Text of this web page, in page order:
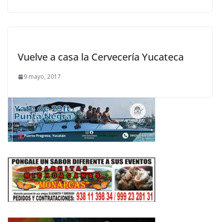
Vuelve a casa la Cervecería Yucateca
9 mayo, 2017